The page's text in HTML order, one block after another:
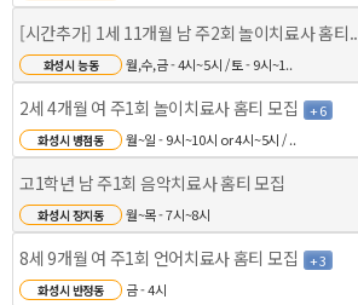
[시간추가] 1세 11개월 남 주2회 놀이치료사 홈티..
화성시 능동 월,수,금 - 4시~5시 / 토 - 9시~1..
2세 4개월 여 주1회 놀이치료사 홈티 모집 + 6
화성시 병점동 월~일 - 9시~10시 or 4시~5시 / ..
고1학년 남 주1회 음악치료사 홈티 모집
화성시 장지동 월~목 - 7시~8시
8세 9개월 여 주1회 언어치료사 홈티 모집 + 3
화성시 반정동 금 - 4시